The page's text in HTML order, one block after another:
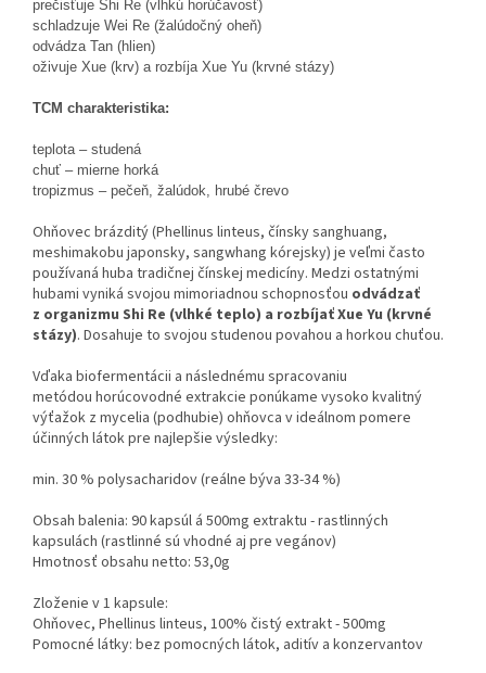
prečisťuje Shi Re (vlhkú horúčavosť)
schladzuje Wei Re (žalúdočný oheň)
odvádza Tan (hlien)
oživuje Xue (krv) a rozbíja Xue Yu (krvné stázy)
TCM charakteristika:
teplota – studená
chuť – mierne horká
tropizmus – pečeň, žalúdok, hrubé črevo
Ohňovec brázditý (Phellinus linteus, čínsky sanghuang,
meshimakobu japonsky, sangwhang kórejsky) je veľmi často
používaná huba tradičnej čínskej medicíny. Medzi ostatnými
hubami vyniká svojou mimoriadnou schopnosťou odvádzať
z organizmu Shi Re (vlhké teplo) a rozbíjať Xue Yu (krvné
stázy). Dosahuje to svojou studenou povahou a horkou chuťou.
Vďaka biofermentácii a následnému spracovaniu
metódou horúcovodné extrakcie ponúkame vysoko kvalitný
výťažok z mycelia (podhubie) ohňovca v ideálnom pomere
účinných látok pre najlepšie výsledky:
min. 30 % polysacharidov (reálne býva 33-34 %)
Obsah balenia: 90 kapsúl á 500mg extraktu - rastlinných
kapsulách (rastlinné sú vhodné aj pre vegánov)
Hmotnosť obsahu netto: 53,0g
Zloženie v 1 kapsule:
Ohňovec, Phellinus linteus, 100% čistý extrakt - 500mg
Pomocné látky: bez pomocných látok, aditív a konzervantov